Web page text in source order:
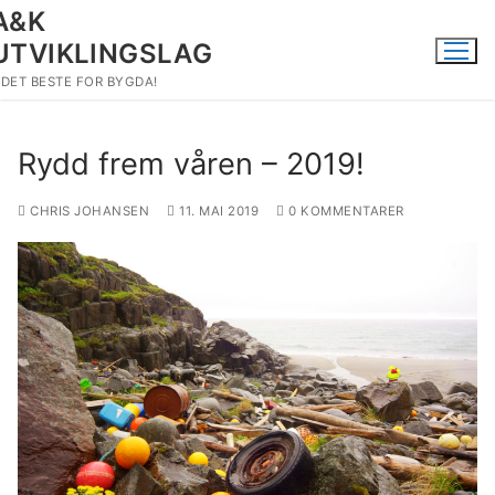
Hopp
til
innholdet
BESTE FOR BYGDA!
Rydd frem våren – 2019!
CHRIS JOHANSEN 11. MAI 2019 0 KOMMENTARER